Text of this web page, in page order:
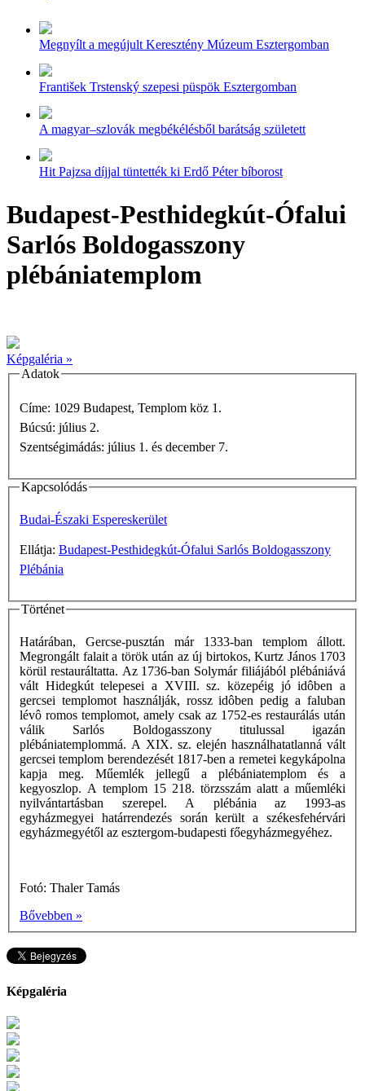
Megnyílt a megújult Keresztény Múzeum Esztergomban
František Trstenský szepesi püspök Esztergomban
A magyar–szlovák megbékélésből barátság született
Hit Pajzsa díjjal tüntették ki Erdő Péter bíborost
Budapest-Pesthidegkút-Ófalui
Sarlós Boldogasszony
plébániatemplom
Képgaléria »
Adatok
Címe: 1029 Budapest, Templom köz 1.
Búcsú: július 2.
Szentségimádás: július 1. és december 7.
Kapcsolódás
Budai-Északi Espereskerület
Ellátja: Budapest-Pesthidegkút-Ófalui Sarlós Boldogasszony
Plébánia
Történet
Határában, Gercse-pusztán már 1333-ban templom állott.
Megrongált falait a török után az új birtokos, Kurtz János 1703
körül restauráltatta. Az 1736-ban Solymár filiájából plébániává
vált Hidegkút telepesei a XVIII. sz. közepéig jó idôben a
gercsei templomot használják, rossz idôben pedig a faluban
lévô romos templomot, amely csak az 1752-es restaurálás után
válik Sarlós Boldogasszony titulussal igazán
plébániatemplommá. A XIX. sz. elején használhatatlanná vált
gercsei templom berendezését 1817-ben a remetei kegykápolna
kapja meg. Műemlék jellegű a plébániatemplom és a
kegyoszlop. A templom 15 218. törzsszám alatt a műemléki
nyilvántartásban szerepel. A plébánia az 1993-as
egyházmegyei határrendezés során került a székesfehérvári
egyházmegyétől az esztergom-budapesti főegyházmegyéhez.
Fotó: Thaler Tamás
Bővebben »
Képgaléria